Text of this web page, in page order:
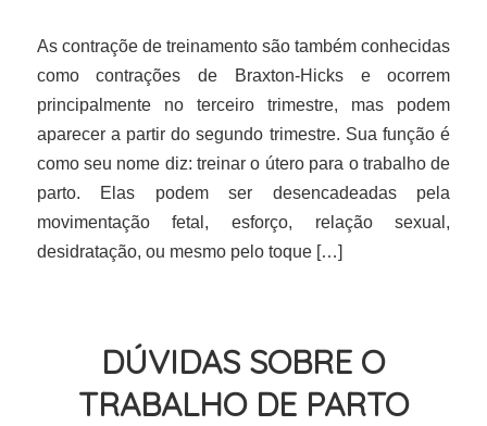
As contraçõe de treinamento são também conhecidas
como contrações de Braxton-Hicks e ocorrem
principalmente no terceiro trimestre, mas podem
aparecer a partir do segundo trimestre. Sua função é
como seu nome diz: treinar o útero para o trabalho de
parto. Elas podem ser desencadeadas pela
movimentação fetal, esforço, relação sexual,
desidratação, ou mesmo pelo toque […]
DÚVIDAS SOBRE O
TRABALHO DE PARTO